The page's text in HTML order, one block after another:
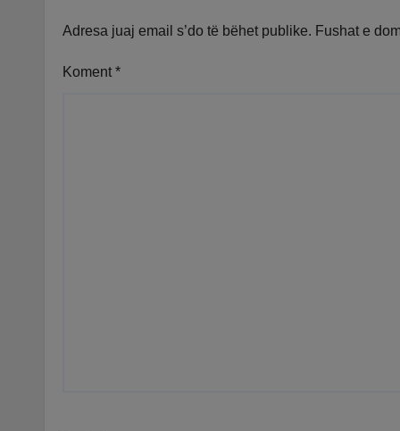
Adresa juaj email s’do të bëhet publike. Fushat e
Koment *